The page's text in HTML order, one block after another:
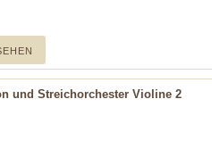
und Streichorchester Violine 2